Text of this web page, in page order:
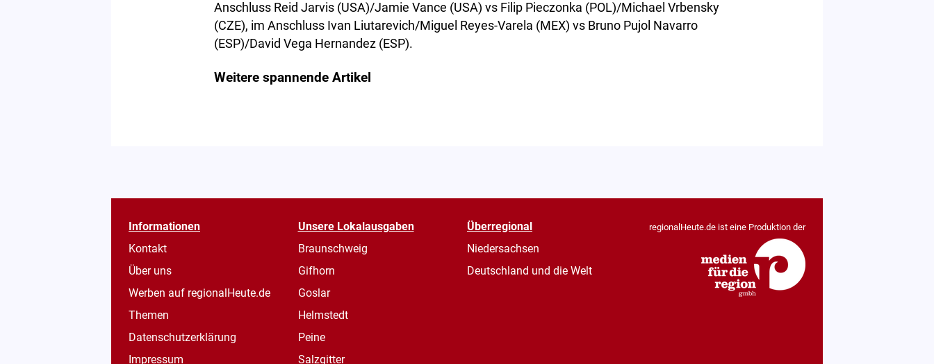
Anschluss Reid Jarvis (USA)/Jamie Vance (USA) vs Filip Pieczonka (POL)/Michael Vrbensky
(CZE), im Anschluss Ivan Liutarevich/Miguel Reyes-Varela (MEX) vs Bruno Pujol Navarro
(ESP)/David Vega Hernandez (ESP).
Weitere spannende Artikel
Informationen
Kontakt
Über uns
Werben auf regionalHeute.de
Themen
Datenschutzerklärung
Impressum
Unsere Lokalausgaben
Braunschweig
Gifhorn
Goslar
Helmstedt
Peine
Salzgitter
Überregional
Niedersachsen
Deutschland und die Welt
regionalHeute.de ist eine Produktion der